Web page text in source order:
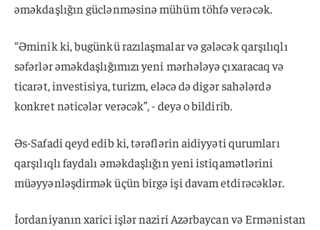
əməkdaşlığın güclənməsinə mühüm töhfə verəcək.
“Əminik ki, bugünkü razılaşmalar və gələcək qarşılıqlı
səfərlər əməkdaşlığımızı yeni mərhələyə çıxaracaq və
ticarət, investisiya, turizm, eləcə də digər sahələrdə
konkret nəticələr verəcək”, - deyə o bildirib.
Əs-Safadi qeyd edib ki, tərəflərin aidiyyəti qurumları
qarşılıqlı faydalı əməkdaşlığın yeni istiqamətlərini
müəyyənləşdirmək üçün birgə işi davam etdirəcəklər.
İordaniyanın xarici işlər naziri Azərbaycan və Ermənistan